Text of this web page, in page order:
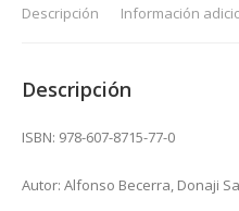
Descripción Información
Descripción
ISBN: 978-607-8715-77-0
Autor: Alfonso Becerra, Donaji